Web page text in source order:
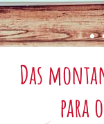
Das
para